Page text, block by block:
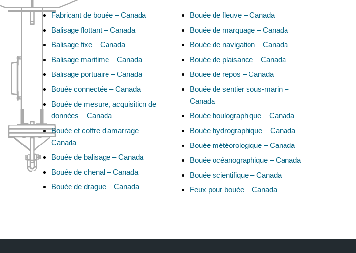
Fabricant de bouée – Canada
Balisage flottant – Canada
Balisage fixe – Canada
Balisage maritime – Canada
Balisage portuaire – Canada
Bouée connectée – Canada
Bouée de mesure, acquisition de
données – Canada
Bouée et coffre d’amarrage –
Canada
Bouée de balisage – Canada
Bouée de chenal – Canada
Bouée de drague – Canada
Bouée de fleuve – Canada
Bouée de marquage – Canada
Bouée de navigation – Canada
Bouée de plaisance – Canada
Bouée de repos – Canada
Bouée de sentier sous-marin –
Canada
Bouée houlographique – Canada
Bouée hydrographique – Canada
Bouée météorologique – Canada
Bouée océanographique – Canada
Bouée scientifique – Canada
Feux pour bouée – Canada